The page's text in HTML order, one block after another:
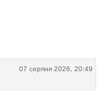
07 серпня 2026, 20:49